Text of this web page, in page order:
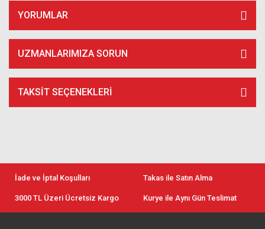
YORUMLAR
UZMANLARIMIZA SORUN
TAKSIT SEÇENEKLERI
İade ve İptal Koşulları Takas ile Satın Alma
3000 TL Üzeri Ücretsiz Kargo Kurye ile Aynı Gün Teslimat